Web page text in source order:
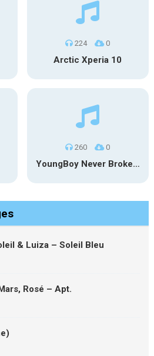
224 0
Arctic Xperia 10
260 0
YoungBoy Never Broke Again – Another Episode
& Luiza – Soleil Bleu
Rosé – Apt.